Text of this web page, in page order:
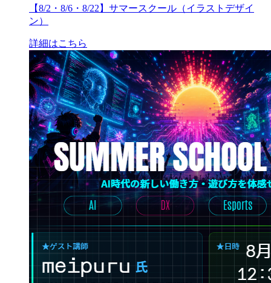
【8/2・8/6・8/22】サマースクール（イラストデザイ
ン）
詳細はこちら